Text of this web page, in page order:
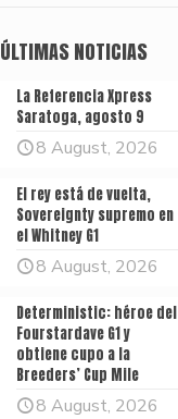
ÚLTIMAS NOTICIAS
La Referencia Xpress
Saratoga, agosto 9
8 August, 2026
El rey está de vuelta,
Sovereignty supremo en
el Whitney G1
8 August, 2026
Deterministic: héroe del
Fourstardave G1 y
obtiene cupo a la
Breeders’ Cup Mile
8 August, 2026